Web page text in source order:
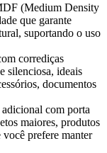
(Medium Density
que garante
suportando o uso
corrediças
silenciosa, ideais
documentos
com porta
maiores, produtos
você prefere manter